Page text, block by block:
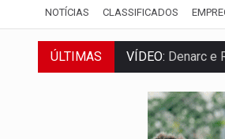
NOTÍCIAS CLASSIFICADOS
ÚLTIMAS VÍDEO: Denarc e
OPERAÇÃO DA
ENTRADA